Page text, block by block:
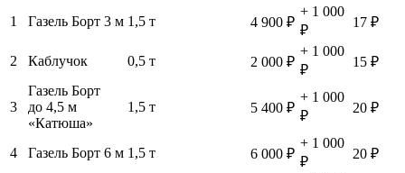
1 Газель Борт 3 м 1,5 т 4 900 ₽
+ 1 000
₽
17 ₽
2 Каблучок 0,5 т 2 000 ₽
+ 1 000
₽
15 ₽
3
Газель Борт
до 4,5 м
«Катюша»
1,5 т 5 400 ₽
+ 1 000
₽
20 ₽
4 Газель Борт 6 м 1,5 т 6 000 ₽
+ 1 000
₽
20 ₽